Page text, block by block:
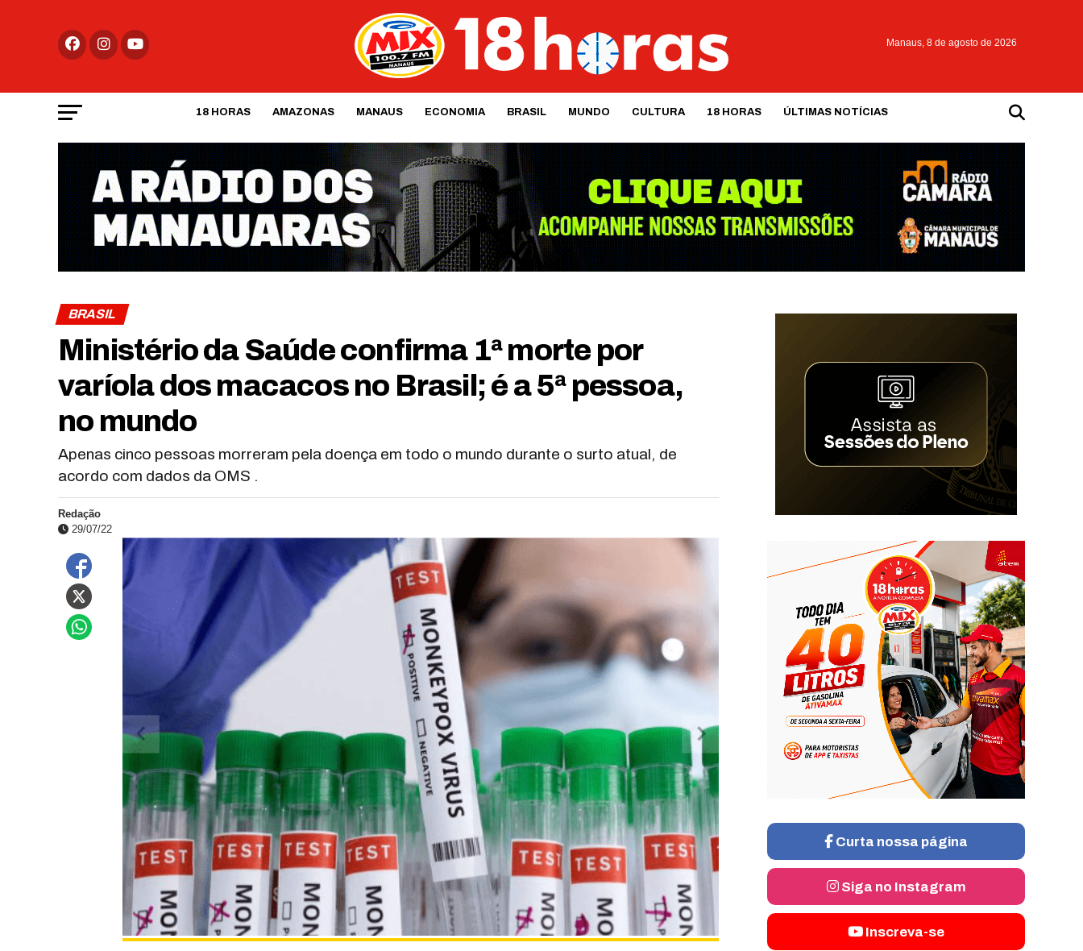
Manaus, 8 de agosto de 2026
18 HORAS AMAZONAS MANAUS ECONOMIA BRASIL MUNDO CULTURA 18 HORAS ÚLTIMAS NOTÍCIAS
BRASIL
Ministério da Saúde confirma 1ª morte por
varíola dos macacos no Brasil; é a 5ª pessoa,
no mundo
Apenas cinco pessoas morreram pela doença em todo o mundo durante o surto atual, de
acordo com dados da OMS .
Redação
29/07/22
Curta nossa página
Siga no Instagram
Inscreva-se